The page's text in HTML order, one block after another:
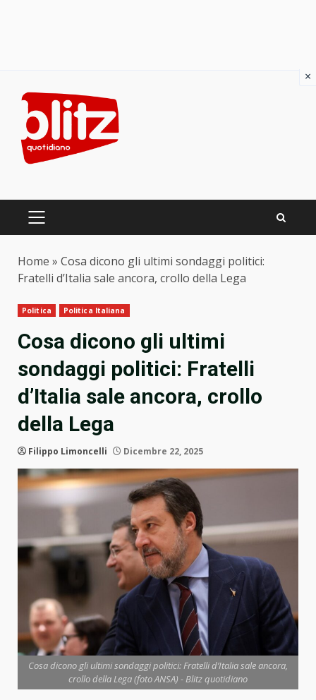
content
PRIMARY
Home » Cosa dicono gli ultimi sondaggi politici:
Fratelli d’Italia sale ancora, crollo della Lega
Politica Politica Italiana
Cosa dicono gli ultimi
sondaggi politici: Fratelli
d’Italia sale ancora, crollo
della Lega
Filippo Limoncelli Dicembre 22, 2025
Cosa dicono gli ultimi sondaggi politici: Fratelli d’Italia sale ancora,
crollo della Lega (foto ANSA) - Blitz quotidiano
×